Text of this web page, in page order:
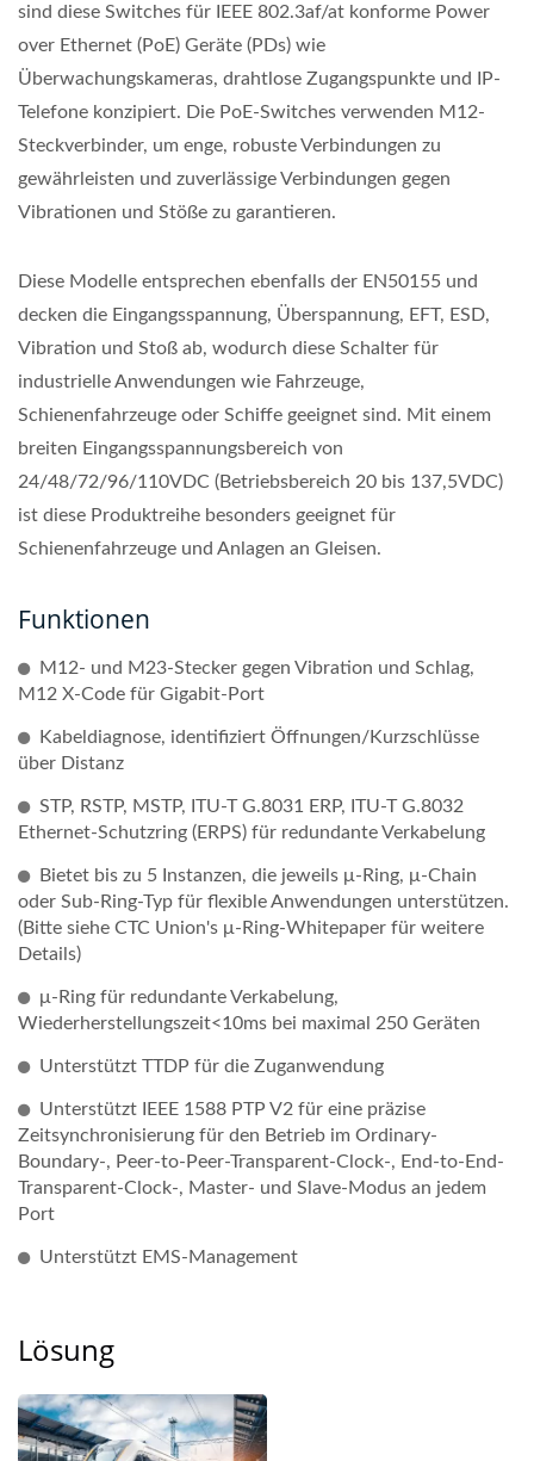
sind diese Switches für IEEE 802.3af/at konforme Power
over Ethernet (PoE) Geräte (PDs) wie
Überwachungskameras, drahtlose Zugangspunkte und IP-
Telefone konzipiert. Die PoE-Switches verwenden M12-
Steckverbinder, um enge, robuste Verbindungen zu
gewährleisten und zuverlässige Verbindungen gegen
Vibrationen und Stöße zu garantieren.
Diese Modelle entsprechen ebenfalls der EN50155 und
decken die Eingangsspannung, Überspannung, EFT, ESD,
Vibration und Stoß ab, wodurch diese Schalter für
industrielle Anwendungen wie Fahrzeuge,
Schienenfahrzeuge oder Schiffe geeignet sind. Mit einem
breiten Eingangsspannungsbereich von
24/48/72/96/110VDC (Betriebsbereich 20 bis 137,5VDC)
ist diese Produktreihe besonders geeignet für
Schienenfahrzeuge und Anlagen an Gleisen.
Funktionen
M12- und M23-Stecker gegen Vibration und Schlag,
M12 X-Code für Gigabit-Port
Kabeldiagnose, identifiziert Öffnungen/Kurzschlüsse
über Distanz
STP, RSTP, MSTP, ITU-T G.8031 ERP, ITU-T G.8032
Ethernet-Schutzring (ERPS) für redundante Verkabelung
Bietet bis zu 5 Instanzen, die jeweils μ-Ring, μ-Chain
oder Sub-Ring-Typ für flexible Anwendungen unterstützen.
(Bitte siehe CTC Union's μ-Ring-Whitepaper für weitere
Details)
μ-Ring für redundante Verkabelung,
Wiederherstellungszeit<10ms bei maximal 250 Geräten
Unterstützt TTDP für die Zuganwendung
Unterstützt IEEE 1588 PTP V2 für eine präzise
Zeitsynchronisierung für den Betrieb im Ordinary-
Boundary-, Peer-to-Peer-Transparent-Clock-, End-to-End-
Transparent-Clock-, Master- und Slave-Modus an jedem
Port
Unterstützt EMS-Management
Lösung